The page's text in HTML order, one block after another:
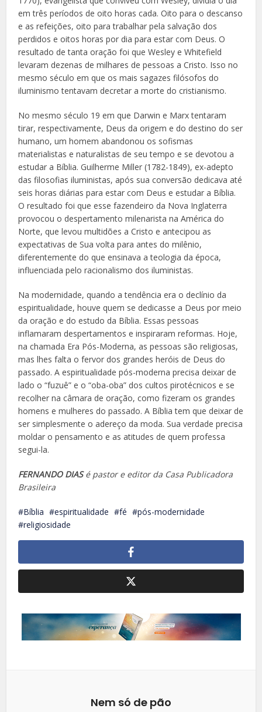
em três períodos de oito horas cada. Oito para o descanso
e as refeições, oito para trabalhar pela salvação dos
perdidos e oitos horas por dia para estar com Deus. O
resultado de tanta oração foi que Wesley e Whitefield
levaram dezenas de milhares de pessoas a Cristo. Isso no
mesmo século em que os mais sagazes filósofos do
iluminismo tentavam decretar a morte do cristianismo.
No mesmo século 19 em que Darwin e Marx tentaram
tirar, respectivamente, Deus da origem e do destino do ser
humano, um homem abandonou os sofismas
materialistas e naturalistas de seu tempo e se devotou a
estudar a Bíblia. Guilherme Miller (1782-1849), ex-adepto
das filosofias iluministas, após sua conversão dedicava até
seis horas diárias para estar com Deus e estudar a Bíblia.
O resultado foi que esse fazendeiro da Nova Inglaterra
provocou o despertamento milenarista na América do
Norte, que levou multidões a Cristo e antecipou as
expectativas de Sua volta para antes do milênio,
diferentemente do que ensinava a teologia da época,
influenciada pelo racionalismo dos iluministas.
Na modernidade, quando a tendência era o declínio da
espiritualidade, houve quem se dedicasse a Deus por meio
da oração e do estudo da Bíblia. Essas pessoas
inflamaram despertamentos e inspiraram reformas. Hoje,
na chamada Era Pós-Moderna, as pessoas são religiosas,
mas lhes falta o fervor dos grandes heróis de Deus do
passado. A espiritualidade pós-moderna precisa deixar de
lado o “fuzuê” e o “oba-oba” dos cultos pirotécnicos e se
recolher na câmara de oração, como fizeram os grandes
homens e mulheres do passado. A Bíblia tem que deixar de
ser simplesmente o adereço da moda. Sua verdade precisa
moldar o pensamento e as atitudes de quem professa
segui-la.
FERNANDO DIASé pastor e editor da Casa Publicadora
Brasileira
Bíblia espiritualidade fé
pós-modernidade
religiosidade
Nem só de pão